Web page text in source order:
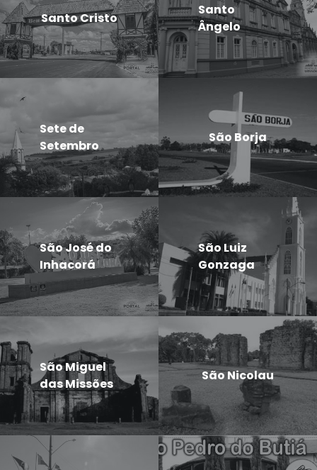
Santo Cristo
Santo
Ângelo
Sete de
Setembro
São Borja
São José do
Inhacorá
São Luiz
Gonzaga
São Miguel
das Missões
São Nicolau